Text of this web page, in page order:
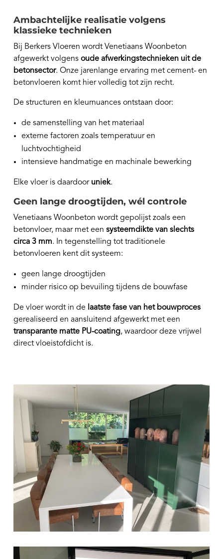
Ambachtelijke realisatie volgens
klassieke technieken
Bij Berkers Vloeren wordt Venetiaans Woonbeton
afgewerkt volgensoude afwerkingstechnieken uit de
betonsector. Onze jarenlange ervaring met cement- en
betonvloeren komt hier volledig tot zijn recht.
De structuren en kleurnuances ontstaan door:
de samenstelling van het materiaal
externe factoren zoals temperatuur en
luchtvochtigheid
intensieve handmatige en machinale bewerking
Elke vloer is daardoor uniek.
Geen lange droogtijden, wél controle
Venetiaans Woonbeton wordt gepolijst zoals een
betonvloer, maar met eensysteemdikte van slechts
circa 3 mm. In tegenstelling tot traditionele
betonvloeren kent dit systeem:
geen lange droogtijden
minder risico op bevuiling tijdens de bouwfase
De vloer wordt in de laatste fase van het bouwproces
gerealiseerd en aansluitend afgewerkt met een
transparante matte PU-coating, waardoor deze vrijwel
direct vloeistofdicht is.